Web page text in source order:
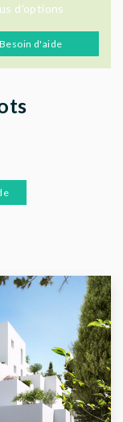
d'options
Besoin d'aide